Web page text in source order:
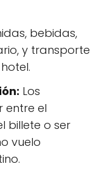
bebidas,
y transporte
Los
entre el
billete o ser
vuelo